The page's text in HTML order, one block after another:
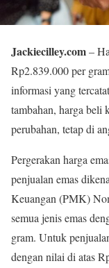
Jackiecilley.com–
Rp2.839.000 per
informasi yang
tambahan, harga beli
perubahan, tetap di
Pergerakan harga
penjualan emas
Keuangan (PMK)
semua jenis emas
gram. Untuk
dengan nilai di atas